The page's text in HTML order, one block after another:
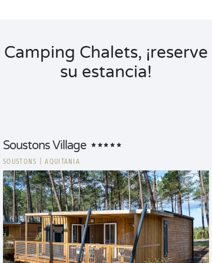
Camping Chalets, ¡reserve
su estancia!
Soustons Village
SOUSTONS |AQUITANIA